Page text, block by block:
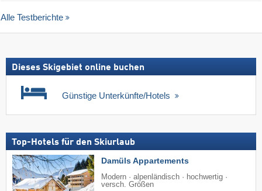
Alle Testberichte
Dieses Skigebiet online buchen
Günstige Unterkünfte/Hotels
Top-Hotels für den Skiurlaub
Damüls Appartements
Modern · alpenländisch · hochwertig ·
versch. Größen